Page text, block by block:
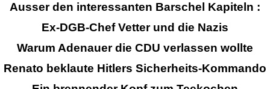
Ausser den interessanten Barschel Kapiteln :
Ex-DGB-Chef Vetter und die Nazis
Warum Adenauer die CDU verlassen wollte
Renato beklaute Hitlers Sicherheits-Kommando